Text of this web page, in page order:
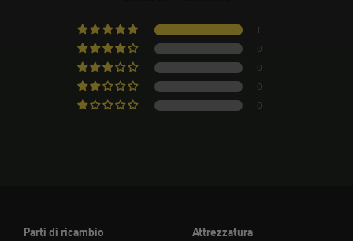
1
0
0
0
0
Parti di ricambio
Attrezzatura